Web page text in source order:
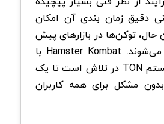
دقیق زمان بندی آن امکان
حال، توکن‌ها در بازارهای پیش
از انتشار معامله می‌شوند. Hamster Kombat با
همکاری با اکوسیستم TON در تلاش است تا یک
مشکل برای همه کاربران